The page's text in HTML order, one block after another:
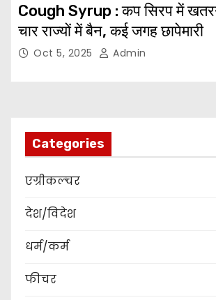
Cough Syrup : कप सिरप में
चार राज्यों में बैन, कई जगह छापेमारी
Oct 5, 2025 Admin
Categories
एग्रीकल्चर
देश/विदेश
धर्म/कर्म
फीचर